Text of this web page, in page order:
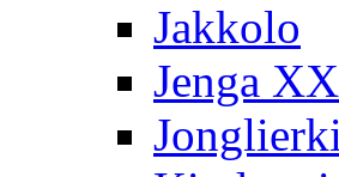
Jakkolo
Jenga